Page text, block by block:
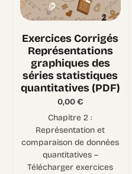
Exercices Corrigés
Représentations
graphiques des
séries statistiques
quantitatives (PDF)
0,00€
Chapitre 2 :
Représentation et
comparaison de données
quantitatives –
Télécharger exercices